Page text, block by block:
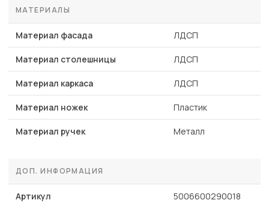
МАТЕРИАЛЫ
Материал фасада ЛДСП
Материал столешницы ЛДСП
Материал каркаса ЛДСП
Материал ножек Пластик
Материал ручек Металл
ДОП. ИНФОРМАЦИЯ
Артикул 5006600290018